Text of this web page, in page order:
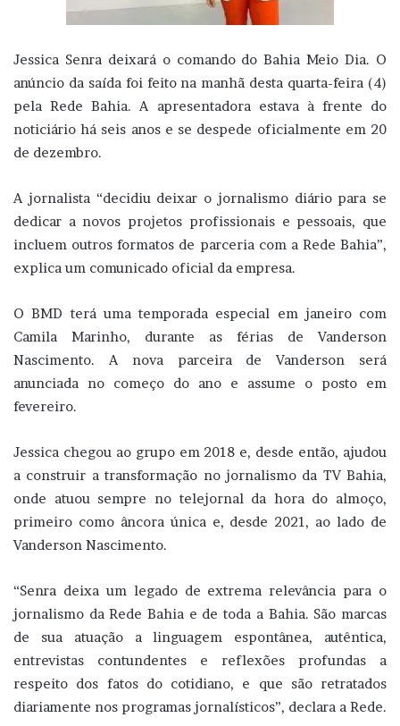
Jessica Senra deixará o comando do Bahia Meio Dia. O
anúncio da saída foi feito na manhã desta quarta-feira (4)
pela Rede Bahia. A apresentadora estava à frente do
noticiário há seis anos e se despede oficialmente em 20
de dezembro.
A jornalista “decidiu deixar o jornalismo diário para se
dedicar a novos projetos profissionais e pessoais, que
incluem outros formatos de parceria com a Rede Bahia”,
explica um comunicado oficial da empresa.
O BMD terá uma temporada especial em janeiro com
Camila Marinho, durante as férias de Vanderson
Nascimento. A nova parceira de Vanderson será
anunciada no começo do ano e assume o posto em
fevereiro.
Jessica chegou ao grupo em 2018 e, desde então, ajudou
a construir a transformação no jornalismo da TV Bahia,
onde atuou sempre no telejornal da hora do almoço,
primeiro como âncora única e, desde 2021, ao lado de
Vanderson Nascimento.
“Senra deixa um legado de extrema relevância para o
jornalismo da Rede Bahia e de toda a Bahia. São marcas
de sua atuação a linguagem espontânea, autêntica,
entrevistas contundentes e reflexões profundas a
respeito dos fatos do cotidiano, e que são retratados
diariamente nos programas jornalísticos”, declara a Rede.